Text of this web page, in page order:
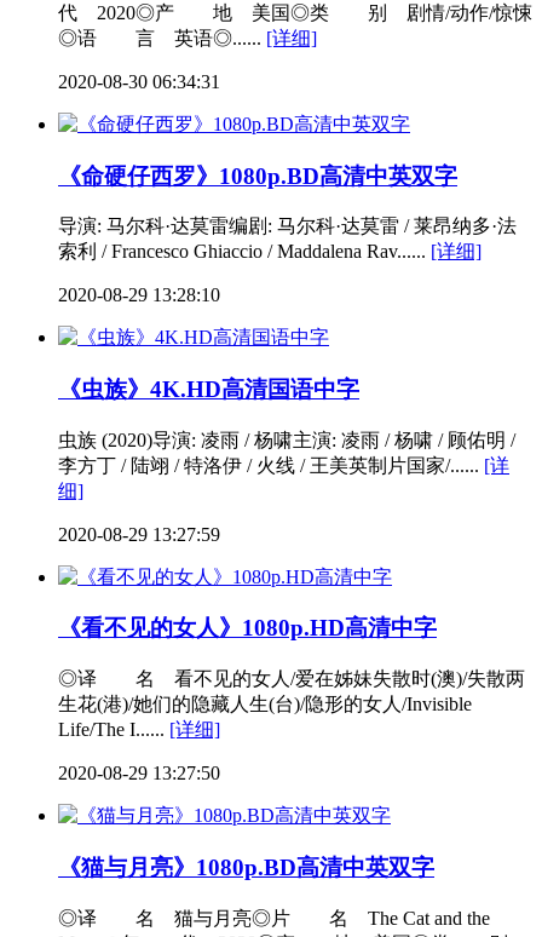
代 2020◎产 地 美国◎类 别 剧情/动作/惊悚
◎语 言 英语◎...... [详细]
2020-08-30 06:34:31
《命硬仔西罗》1080p.BD高清中英双字
导演: 马尔科·达莫雷编剧: 马尔科·达莫雷 / 莱昂纳多·法
索利 / Francesco Ghiaccio / Maddalena Rav...... [详细]
2020-08-29 13:28:10
《虫族》4K.HD高清国语中字
虫族 (2020)导演: 凌雨 / 杨啸主演: 凌雨 / 杨啸 / 顾佑明 /
李方丁 / 陆翊 / 特洛伊 / 火线 / 王美英制片国家/...... [详
细]
2020-08-29 13:27:59
《看不见的女人》1080p.HD高清中字
◎译 名 看不见的女人/爱在姊妹失散时(澳)/失散两
生花(港)/她们的隐藏人生(台)/隐形的女人/Invisible
Life/The I...... [详细]
2020-08-29 13:27:50
《猫与月亮》1080p.BD高清中英双字
◎译 名 猫与月亮◎片 名 The Cat and the